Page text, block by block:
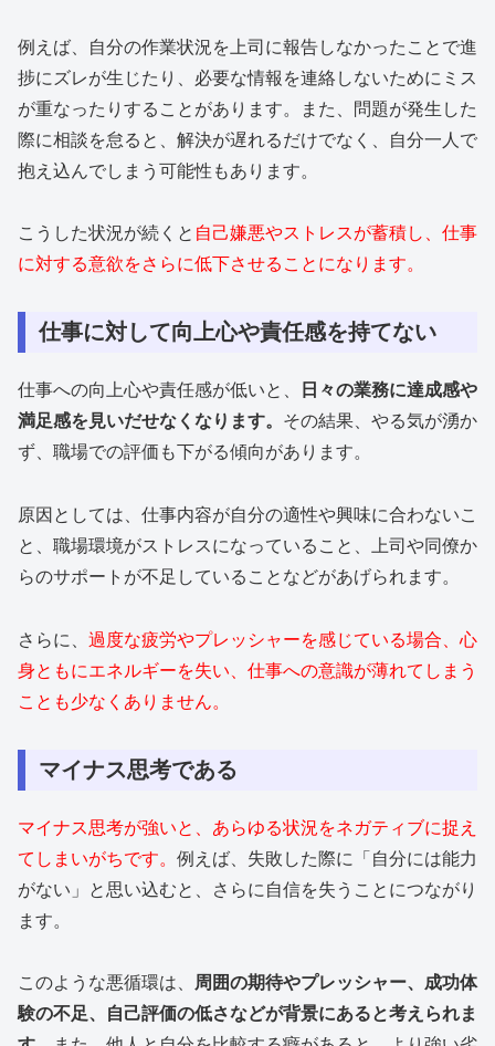
例えば、自分の作業状況を上司に報告しなかったことで進
捗にズレが生じたり、必要な情報を連絡しないためにミス
が重なったりすることがあります。また、問題が発生した
際に相談を怠ると、解決が遅れるだけでなく、自分一人で
抱え込んでしまう可能性もあります。
こうした状況が続くと 自己嫌悪やストレスが蓄積し、仕事
に対する意欲をさらに低下させることになります。
仕事に対して向上心や責任感を持てない
仕事への向上心や責任感が低いと、
日々の業務に達成感や
満足感を見いだせなくなります。 その結果、やる気が湧か
ず、職場での評価も下がる傾向があります。
原因としては、仕事内容が自分の適性や興味に合わないこ
と、職場環境がストレスになっていること、上司や同僚か
らのサポートが不足していることなどがあげられます。
さらに、 過度な疲労やプレッシャーを感じている場合、心
身ともにエネルギーを失い、仕事への意識が薄れてしまう
ことも少なくありません。
マイナス思考である
マイナス思考が強いと、あらゆる状況をネガティブに捉え
てしまいがちです。 例えば、失敗した際に「自分には能力
がない」と思い込むと、さらに自信を失うことにつながり
ます。
このような悪循環は、
周囲の期待やプレッシャー、成功体
験の不足、自己評価の低さなどが背景にあると考えられま